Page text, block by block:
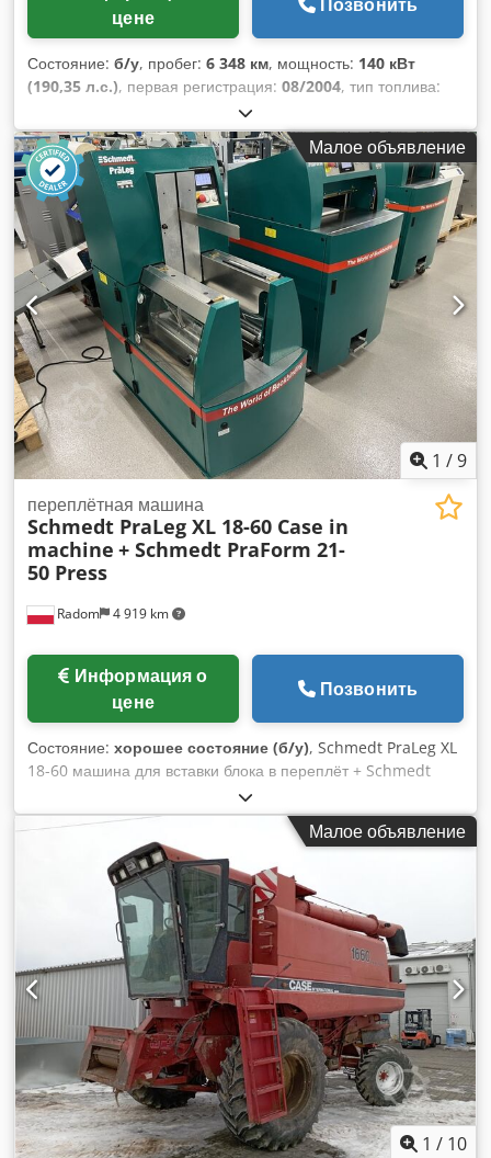
цене
Состояние: б/у, пробег: 6 348 км, мощность: 140 кВт
(190,35 л.с.), первая регистрация: 08/2004, тип топлива:
Малое объявление
1 /9
Radom 4 919 km
переплётная машина
Schmedt PraLeg XL 18-60 Case in
machine + Schmedt PraForm 21-
50 Press
цене
Позвонить
Состояние: хорошее состояние (б/у), Schmedt PraLeg XL
18-60 машина для вставки блока в переплёт + Schmedt
PraForm 21-50 Пресс Производство 2022 года. Schmedt
PraLeg XL 18-60 Устройство для вставки книжного блока
Машина в хорошем состоянии, полностью готова к работе.
Устанавливает книжный блок в подготовленную твёрдую
обложку. Оборудована двумя клеевыми узлами, имеется
плавная регулировка толщины нанесения клея. Форматы:
Высота блока: 80 – 450 мм Ширина блока: 110 – 450 мм
Chjdpfxozdazbj Al Soa Толщина блока: 2 – 80 мм
Производительность: ок. 200 – 300 шт/ч Питание: 230 В
Вес: 300 кг Сделано в Германии. Schmedt PraForm 21-50
Книжный пресс Книжный пресс с прорезчиком канавки.
Производитель Schmedt, Германия. Машина в отличном
состоянии, полностью готова к работе. Технические
характеристики: Максимальный формат: 420 x 520 x 100
мм Вес: 220 кг Питание: 230 В + сжатый воздух. Цена
указана за комплект из двух машин.
Малое объявление
1 / 10